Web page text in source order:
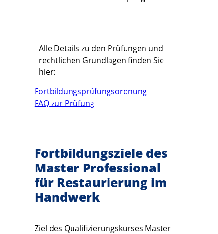
Alle Details zu den Prüfungen und
rechtlichen Grundlagen finden Sie
hier:
Fortbildungsprüfungsordnung
FAQ zur Prüfung
Fortbildungsziele des
Master Professional
für Restaurierung im
Handwerk
Ziel des Qualifizierungskurses Master